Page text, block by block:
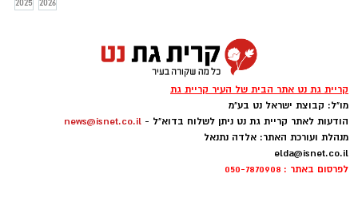
2025 2026
קריית גת נט אתר הבית של העיר קריית גת
מו"ל: קבוצת ישראל נט בע"מ
הודעות לאתר קריית גת נט ניתן לשלוח בדוא"ל - news@isnet.co.il
מנהלת ועורכת האתר: אלדה נתנאל
elda@isnet.co.il
לפרסום באתר : 050-7870908